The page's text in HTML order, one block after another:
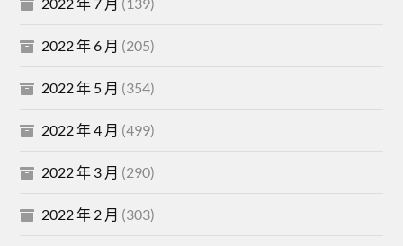
2022 年 6 月 (205)
2022 年 5 月 (354)
2022 年 4 月 (499)
2022 年 3 月 (290)
2022 年 2 月 (303)